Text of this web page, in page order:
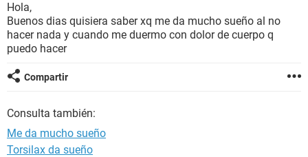
BIENESTAR
SEXUALIDAD
GLOSARIO
Hola,
Buenos dias quisiera saber xq me da mucho sueño al no
hacer nada y cuando me duermo con dolor de cuerpo q
puedo hacer
Compartir
Consulta también:
Me da mucho sueño
Torsilax da sueño